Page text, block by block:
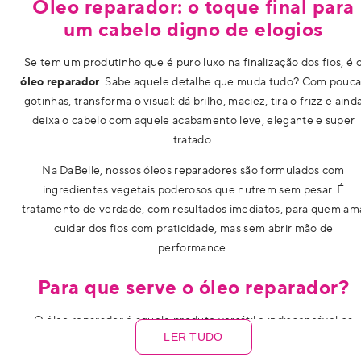
Óleo reparador: o toque final para
um cabelo digno de elogios
Se tem um produtinho que é puro luxo na finalização dos fios, é
óleo reparador. Sabe aquele detalhe que muda tudo? Com
gotinhas, transforma o visual: dá brilho, maciez, tira o frizz e
deixa o cabelo com aquele acabamento leve, elegante e super
tratado.
Na DaBelle, nossos óleos reparadores são formulados com
ingredientes vegetais poderosos que nutrem sem pesar. É
tratamento de verdade, com resultados imediatos, para quem
cuidar dos fios com praticidade, mas sem abrir mão de
performance.
Para que serve o óleo reparador?
O óleo reparador é aquele produto versátil e indispensável na
rotina capilar, pois forma uma película protetora ao redor dos
LER TUDO